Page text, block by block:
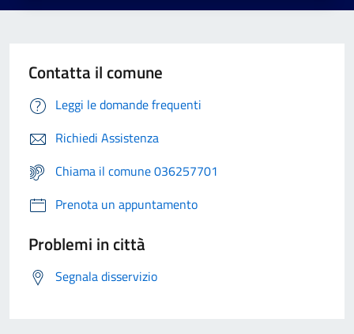
Contatta il comune
Leggi le domande frequenti
Richiedi Assistenza
Chiama il comune 036257701
Prenota un appuntamento
Problemi in città
Segnala disservizio